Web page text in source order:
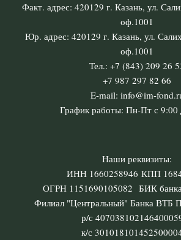
Факт. адрес: 420129 г. Казань, ул.
оф.1001
Юр. адрес: 420129 г. Казань, ул.
оф.1001
Тел.: +7 (843) 209 26
+7 987 297 82 66
E-mail: info@im-
График работы: Пн-Пт с 9:00
Наши реквизиты:
ИНН 1660258946 КПП
ОГРН 1151690105082 БИК
Филиал "Центральный" Банка
р/с
к/с